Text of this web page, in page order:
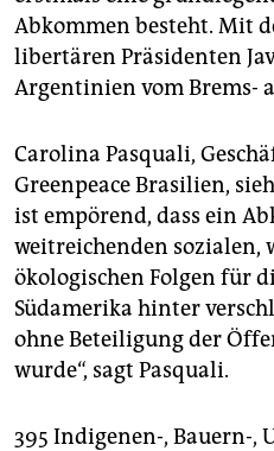
Abkommen besteht. Mit
libertären Präsidenten
Argentinien vom Brems-
Carolina Pasquali,
Greenpeace Brasilien,
ist empörend, dass ein
weitreichenden
ökologischen Folgen für
Südamerika hinter
ohne Beteiligung der
wurde“, sagt Pasquali.
395 Indigenen-, Bauern-,